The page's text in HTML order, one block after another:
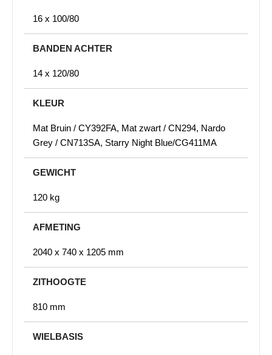
16 x 100/80
BANDEN ACHTER
14 x 120/80
KLEUR
Mat Bruin / CY392FA, Mat zwart / CN294, Nardo
Grey / CN713SA, Starry Night Blue/CG411MA
GEWICHT
120 kg
AFMETING
2040 x 740 x 1205 mm
ZITHOOGTE
810 mm
WIELBASIS